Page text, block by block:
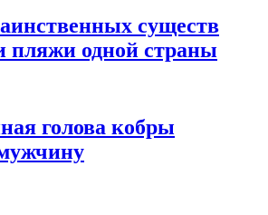
существ
пляжи одной страны
голова кобры